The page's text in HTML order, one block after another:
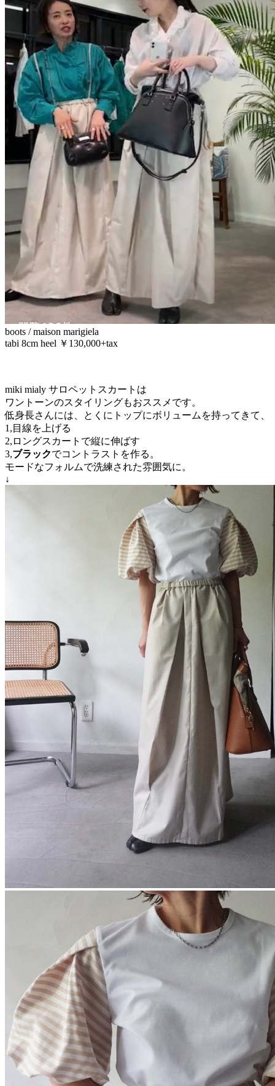
boots / maison marigiela
tabi 8cm heel ￥130,000+tax
miki mialy サロペットスカートは
ワントーンのスタイリングもおススメです。
低身長さんには、とくにトップにボリュームを持ってきて、
1,目線を上げる
2,ロングスカートで縦に伸ばす
3,ブラックでコントラストを作る。
モードなフォルムで洗練された雰囲気に。
↓